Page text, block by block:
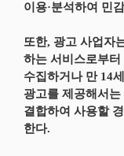
이용·분석하여 민
또한, 광고 사업자
하는 서비스로부
수집하거나 만 14
광고를 제공해서
결합하여 사용할
한다.